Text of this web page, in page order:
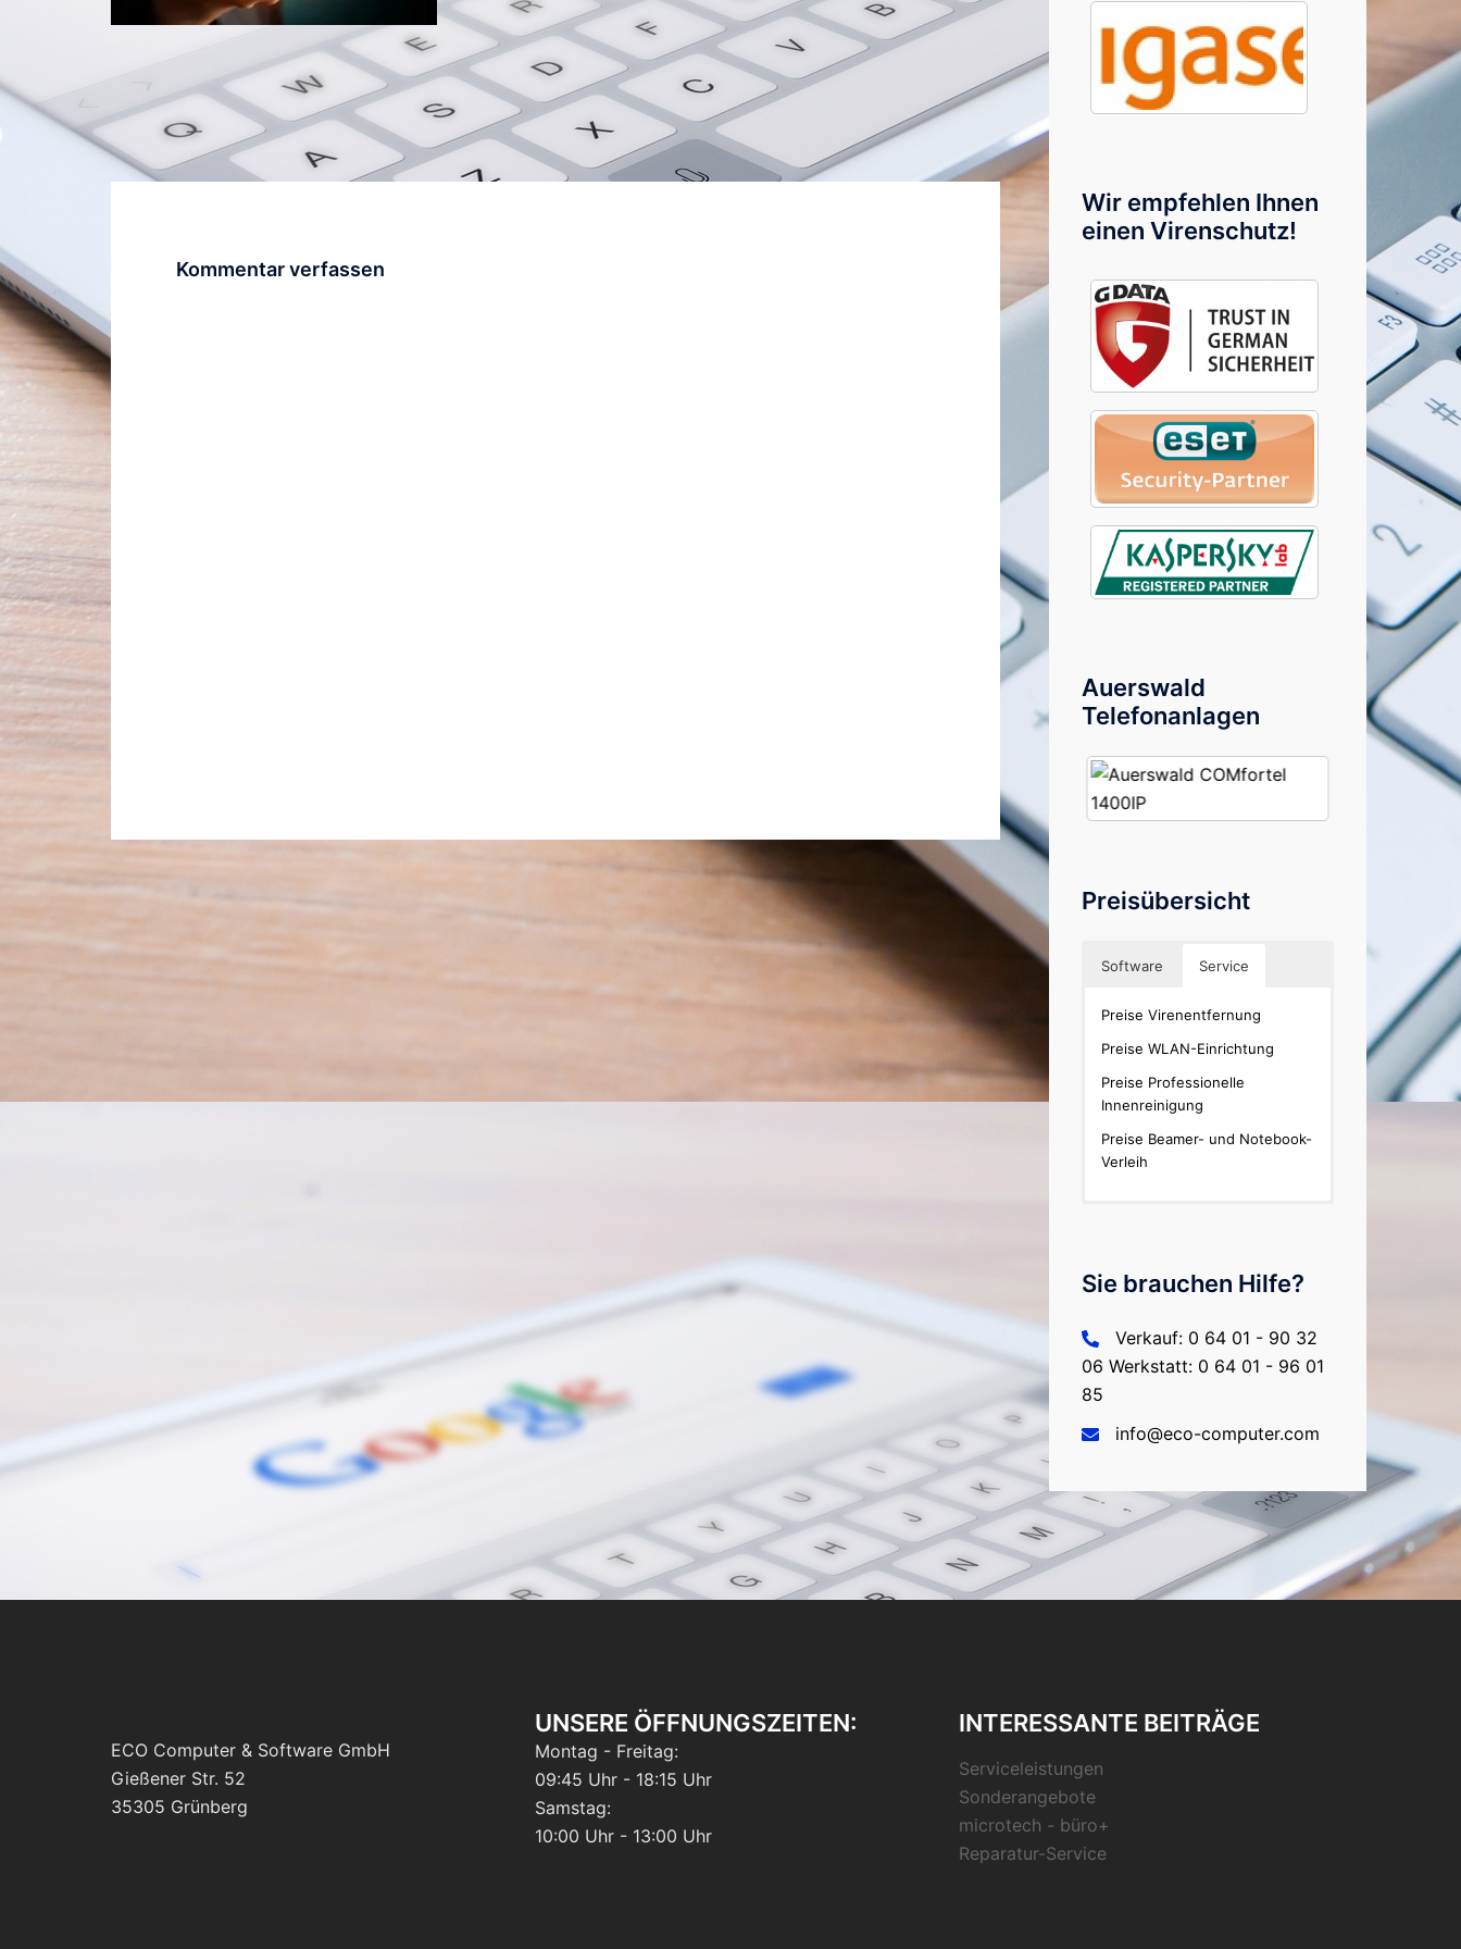
Kommentar verfassen
Wir empfehlen Ihnen
einen Virenschutz!
Auerswald
Telefonanlagen
Preisübersicht
Software
Service
complete
Preisliste büro+/ERP-complete
Preise Virenentfernung
Preise WLAN-Einrichtung
Preise Professionelle
Innenreinigung
Preise Beamer- und Notebook-
Verleih
Sie brauchen Hilfe?
Verkauf: 0 64 01 - 90 32
06 Werkstatt: 0 64 01 - 96 01
85
info@eco-computer.com
ECO Computer & Software GmbH
Gießener Str. 52
35305 Grünberg
UNSERE ÖFFNUNGSZEITEN:
Montag - Freitag:
09:45 Uhr - 18:15 Uhr
Samstag:
10:00 Uhr - 13:00 Uhr
INTERESSANTE BEITRÄGE
Serviceleistungen
Sonderangebote
microtech - büro+
Reparatur-Service